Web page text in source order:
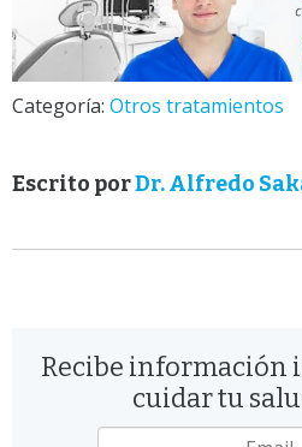
Categoría: Otros tratamientos
Escrito porDr. Alfredo
Recibe información
cuidar tu